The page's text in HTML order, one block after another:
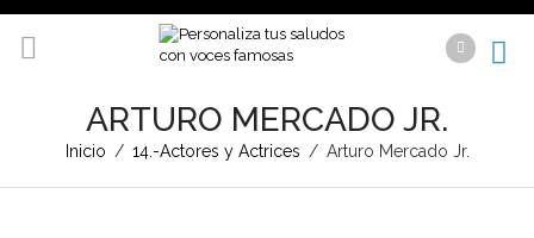
ARTURO MERCADO JR.
Inicio / 14.-Actores y Actrices / Arturo Mercado Jr.